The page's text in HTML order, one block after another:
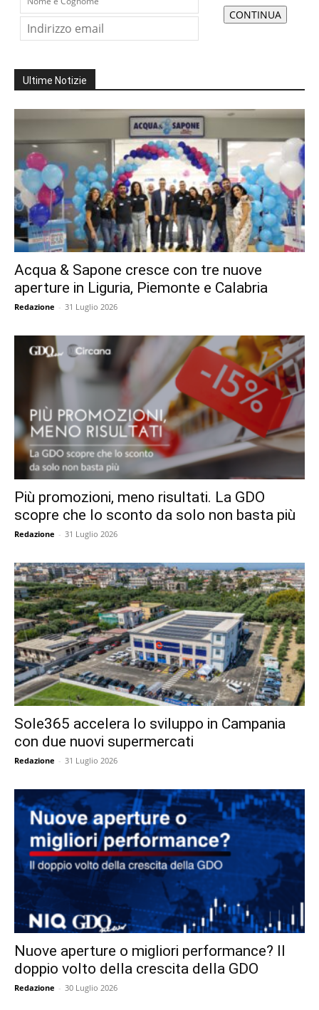
Ultime Notizie
Acqua & Sapone cresce con tre nuove
aperture in Liguria, Piemonte e Calabria
Redazione - 31 Luglio 2026
Più promozioni, meno risultati. La GDO
scopre che lo sconto da solo non basta più
Redazione - 31 Luglio 2026
Sole365 accelera lo sviluppo in Campania
con due nuovi supermercati
Redazione - 31 Luglio 2026
Nuove aperture o migliori performance? Il
doppio volto della crescita della GDO
Redazione - 30 Luglio 2026